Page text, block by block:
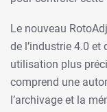
Le nouveau
de l’industrie 4.0 et
utilisation plus
comprend une
l’archivage et la